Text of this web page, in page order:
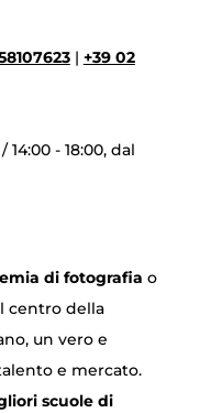
| +39 02
14:00 - 18:00, dal
di fotografia o
centro della
un vero e
e mercato.
scuole di